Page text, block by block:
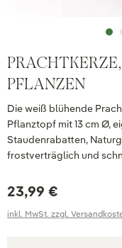
FLANZEN
Die weiß blühende
Pflanztopf mit 13 cm Ø,
Staudenrabatten,
frostverträglich und
23,99 €
inkl. MwSt. zzgl.